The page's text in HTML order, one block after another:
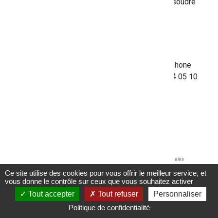
aux horaires d'ouverture et par téléphone
les lundis et jeudis de 13H30 à 16H30 au 04 94 05 10
Crédits et mentions légales
Ce site utilise des cookies pour vous offrir le meilleur service, et
vous donne le contrôle sur ceux que vous souhaitez activer
Tout accepter
Tout refuser
Personnaliser
Politique de confidentialité